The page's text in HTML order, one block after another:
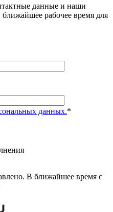
данные и наши
рабочее время для
данных.*
В ближайшее время с